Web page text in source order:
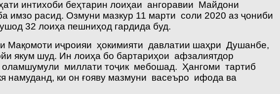
интихоби беҳтарин лоиҳаи ангоравии Майдони
расид. Озмуни мазкур 11 марти соли 2020 аз ҷониби
32 лоиҳа пешниҳод гардида буд.
Мақомоти иҷроияи ҳокимияти давлатии шаҳри Душанбе,
якум шуд. Ин лоиҳа бо бартариҳои афзалиятдор
оламшумули миллати тоҷик мебошад. Ҳангоми тартиб
намуданд, ки он ғояву мазмуни васеъро ифода ва